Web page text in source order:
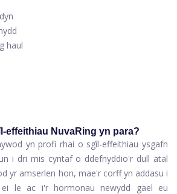
haul
effeithiau NuvaRing yn para?
yn profi rhai o sgîl-effeithiau ysgafn
i dri mis cyntaf o ddefnyddio'r dull atal
yr amserlen hon, mae'r corff yn addasu i
le ac i'r hormonau newydd gael eu